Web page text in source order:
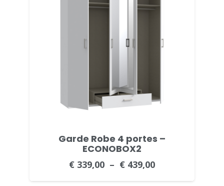
Garde Robe 4 portes –
ECONOBOX2
€ 339,00 – € 439,00
de